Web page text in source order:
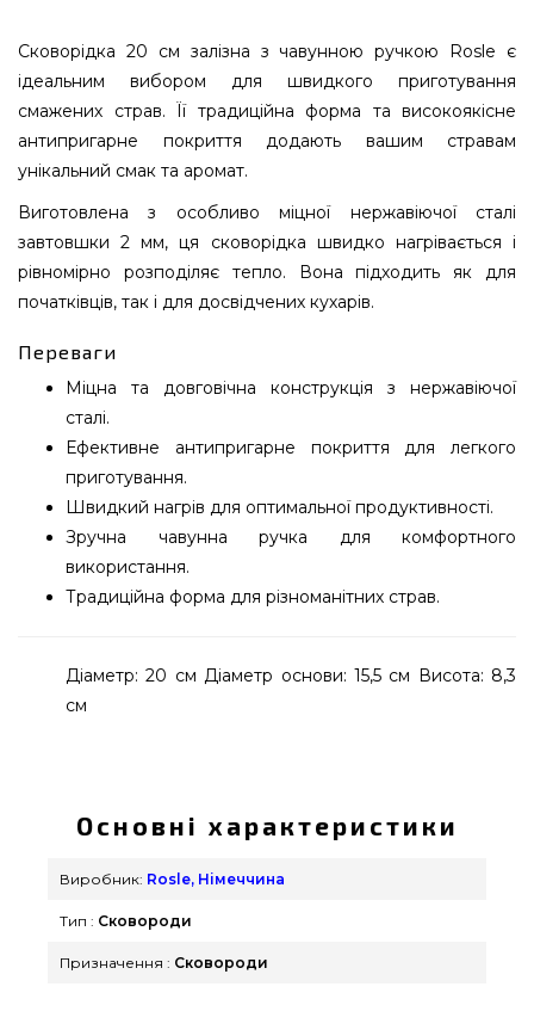
Сковорідка 20 см залізна з чавунною ручкою Rosle є
ідеальним вибором для швидкого приготування
смажених страв. Її традиційна форма та високоякісне
антипригарне покриття додають вашим стравам
унікальний смак та аромат.
Виготовлена з особливо міцної нержавіючої сталі
завтовшки 2 мм, ця сковорідка швидко нагрівається і
рівномірно розподіляє тепло. Вона підходить як для
початківців, так і для досвідчених кухарів.
Переваги
Міцна та довговічна конструкція з нержавіючої
сталі.
Ефективне антипригарне покриття для легкого
приготування.
Швидкий нагрів для оптимальної продуктивності.
Зручна чавунна ручка для комфортного
використання.
Традиційна форма для різноманітних страв.
Діаметр: 20 см Діаметр основи: 15,5 см Висота: 8,3
см
Rosle, Німеччина за виправданою ціною всего 1
151 грн. в каталозі грилів GrillPoint. Кращі
пропозиції на Сковороди & Сотейники в магазині
працівникам на номер (044) 334-76-95 и мы
допоможемо вибрати покупцям регіонів:
Основні характеристики
Виробник: Rosle, Німеччина
Тип : Сковороди
Призначення : Сковороди